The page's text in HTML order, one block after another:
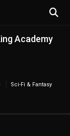
Academy
Sci-Fi & Fantasy